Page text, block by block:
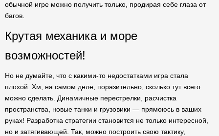
обычной игре можно получить только, продирая себе глаза от
багов.
Крутая механика и море
возможностей!
Но не думайте, что с какими-то недостатками игра стала
плохой. Хм, на самом деле, поразительно, сколько тут всего
можно сделать. Динамичные перестрелки, расчистка
пространства, новые танки и грузовики — прямоюсь в ваших
руках! Разработка стратегии становится не только интересной,
но и затягивающей. Так, можно построить свою тактику,